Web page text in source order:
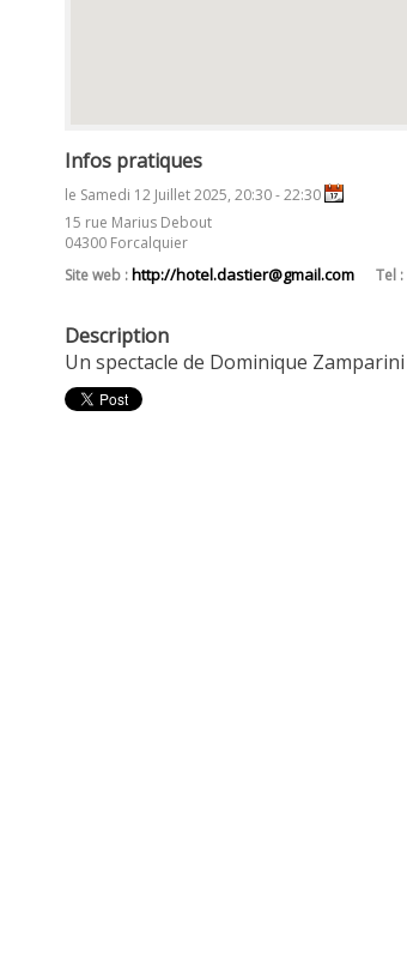
Infos pratiques
le Samedi 12 Juillet 2025, 20:30 - 22:30
15 rue Marius Debout
04300 Forcalquier
Site web :http://hotel.dastier@gmail.com Tel :
Description
Un spectacle de Dominique Zamparini